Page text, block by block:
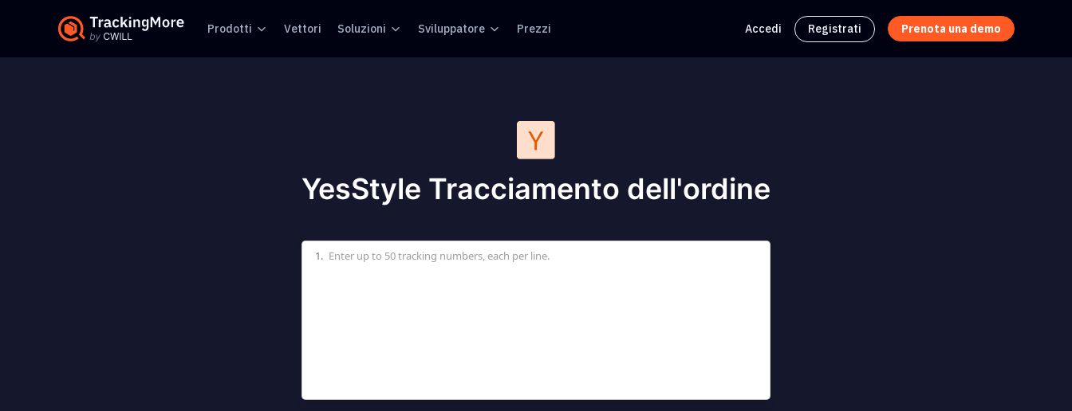
Prodotti Vettori Soluzioni Sviluppatore Prezzi Accedi Registrati Prenota una demo
YesStyle Tracciamento dell'ordine
Enter up to 50 tracking numbers, each per line.
1.